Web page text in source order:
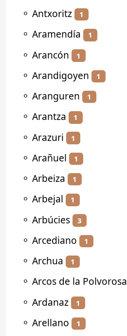
⚬ Antxoritz 1
⚬ Aramendía 1
⚬ Arancón 1
⚬ Arandigoyen 1
⚬ Aranguren 1
⚬ Arantza 1
⚬ Arazuri 1
⚬ Arañuel 1
⚬ Arbeiza 1
⚬ Arbejal 1
⚬ Arbúcies 3
⚬ Arcediano 1
⚬ Archua 1
⚬ Arcos de la Polvorosa
⚬ Ardanaz 1
⚬ Arellano 1